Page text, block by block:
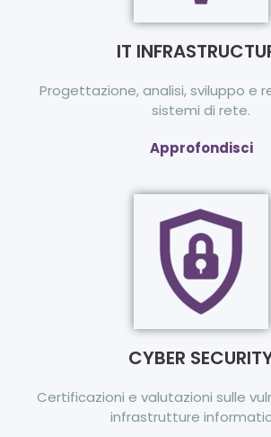
IT
Progettazione, analisi, sviluppo e
sistemi di rete.
Approfondisci
CYBER
Certificazioni e valutazioni sulle
infrastrutture